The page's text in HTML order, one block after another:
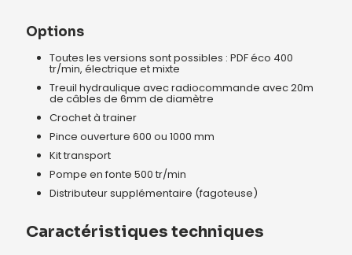
Options
Toutes les versions sont possibles : PDF éco 400
tr/min, électrique et mixte
Treuil hydraulique avec radiocommande avec 20m
de câbles de 6mm de diamètre
Crochet à trainer
Pince ouverture 600 ou 1000 mm
Kit transport
Pompe en fonte 500 tr/min
Distributeur supplémentaire (fagoteuse)
Caractéristiques techniques